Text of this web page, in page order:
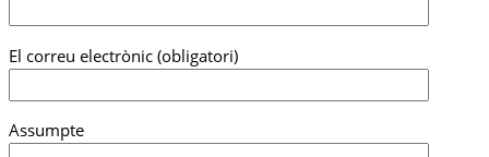
El correu electrònic (obligatori)
Assumpte